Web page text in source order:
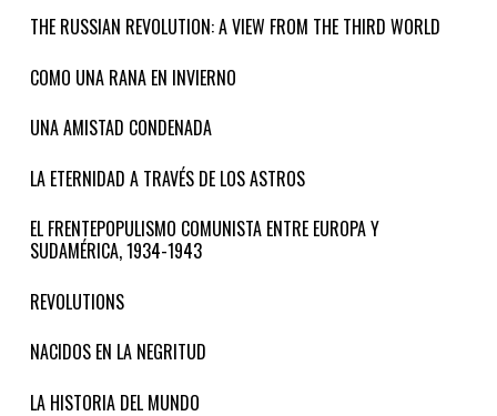
THE RUSSIAN REVOLUTION: A VIEW FROM THE THIRD WORLD
COMO UNA RANA EN INVIERNO
UNA AMISTAD CONDENADA
LA ETERNIDAD A TRAVÉS DE LOS ASTROS
EL FRENTEPOPULISMO COMUNISTA ENTRE EUROPA Y
SUDAMÉRICA, 1934-1943
REVOLUTIONS
NACIDOS EN LA NEGRITUD
LA HISTORIA DEL MUNDO